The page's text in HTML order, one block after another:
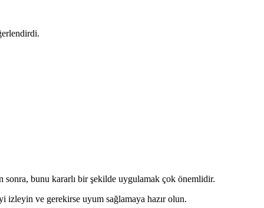
bunu kararlı bir şekilde uygulamak çok önemlidir.
ve gerekirse uyum sağlamaya hazır olun.